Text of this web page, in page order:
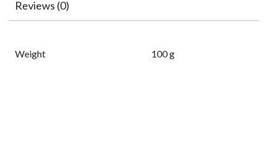
Reviews (0)
Weight 100 g